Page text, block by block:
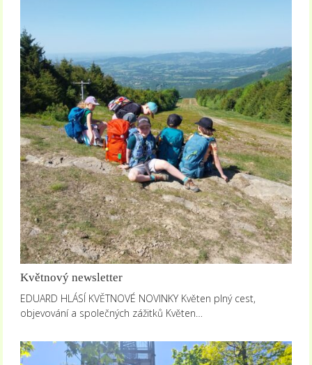
Květnový newsletter
EDUARD HLÁSÍ KVĚTNOVÉ NOVINKY Květen plný cest,
objevování a společných zážitků Květen…